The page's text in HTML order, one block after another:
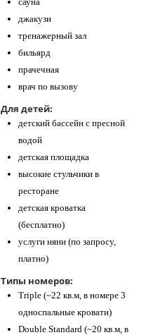
джакузи
тренажерный зал
бильярд
прачечная
врач по вызову
Для детей:
детский бассейн с пресной
водой
детская площадка
высокие стульчики в
ресторане
детская кроватка
(бесплатно)
услуги няни (по запросу,
платно)
Типы номеров:
Triple (~22 кв.м, в номере 3
односпальные кровати)
Double Standard (~20 кв.м, в